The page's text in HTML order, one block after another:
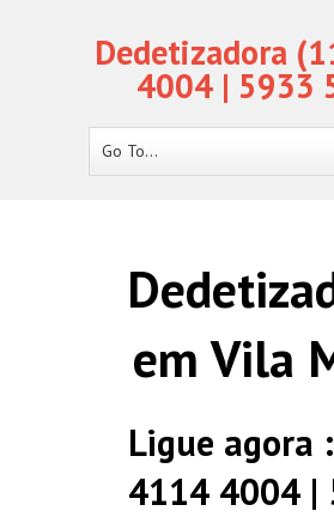
Dedetizadora
4004 | 5933
Go To...
em Vila
Ligue agora
4114 4004 |